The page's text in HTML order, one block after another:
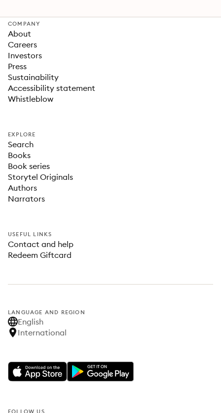
COMPANY
About
Careers
Investors
Press
Sustainability
Accessibility statement
Whistleblow
EXPLORE
Search
Books
Book series
Storytel Originals
Authors
Narrators
USEFUL LINKS
Contact and help
Redeem Giftcard
LANGUAGE AND REGION
English
International
FOLLOW US